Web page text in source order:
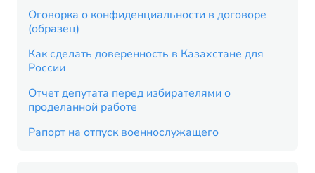
Оговорка о конфиденциальности в договоре
(образец)
Как сделать доверенность в Казахстане для
России
Отчет депутата перед избирателями о
проделанной работе
Рапорт на отпуск военнослужащего